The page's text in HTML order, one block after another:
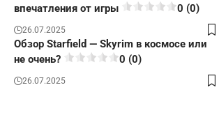
впечатления от игры
0 (0)
26.07.2025
Обзор Starfield — Skyrim в космосе или
не очень?
0 (0)
26.07.2025